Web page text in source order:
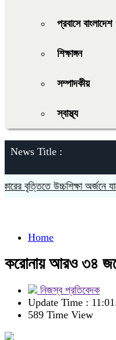
প্রবাসে বাংলাদেশ
শিক্ষাঙ্গন
সম্পাদকীয়
স্বাস্থ্য
News Title :
বৃত্তিতে উচ্চশিক্ষা অর্জনে
Home
করোনায় আরও ৩৪
নিজস্ব প্রতিবেদক
Update Time :
589 Time View